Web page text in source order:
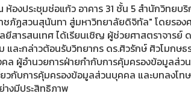
งประชุมช่อแก้ว อาคาร 31 ชั้น 5 สำนักวิทยบริ
ชภัฏสวนสุนันทา สู่มหาวิทยาลัยดิจิทัล" โดยรอง
สารสนเทศ ได้เรียนเชิญ ผู้ช่วยศาสตราจารย์
และกล่าวต้อนรับวิทยากร ดร.ศิวรักษ์ ศิวโมกษธ
ผู้อำนวยการฝ่ายกำกับการคุ้มครองข้อมูลส่ว
ยวกับการคุ้มครองข้อมูลส่วนบุคคล และบทลงโ
างมีประสิทธิภาพ